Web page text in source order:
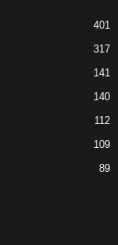
401
317
141
140
112
109
89